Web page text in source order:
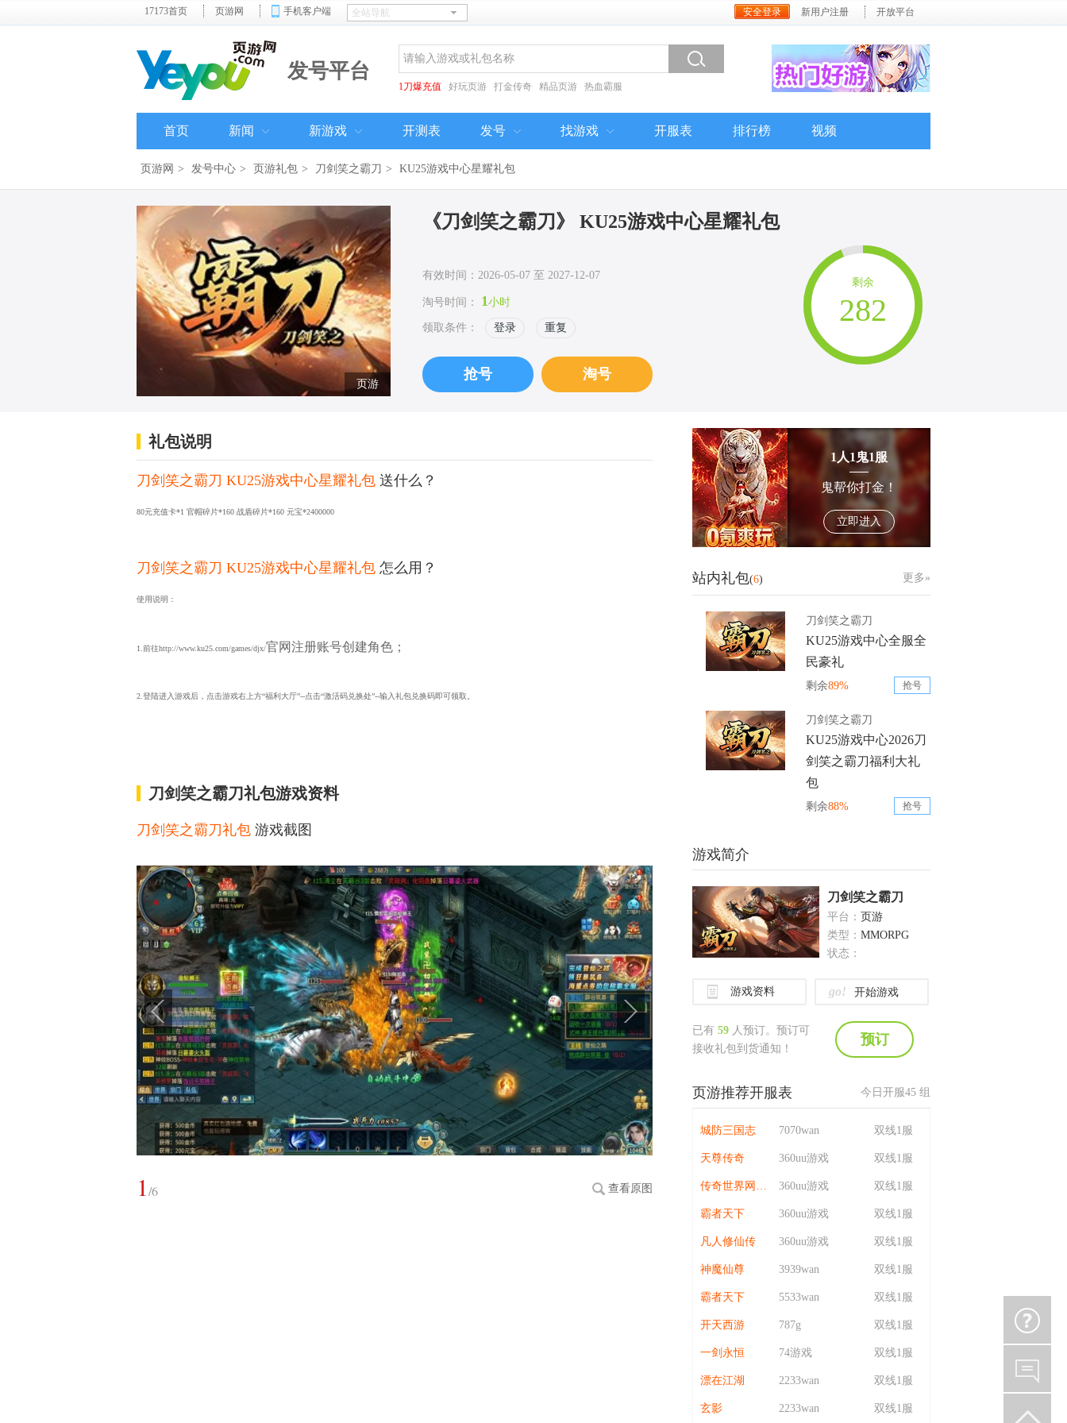
17173首页 页游网 手机客户端 安全登录 新用户注册 开放平台
发号平台
1刀爆充值 好玩页游 打金传奇 精品页游 热血霸服
首页 新闻 新游戏 开测表 发号 找游戏 开服表 排行榜 视频
页游网 > 发号中心 > 页游礼包 > 刀剑笑之霸刀 > KU25游戏中心星耀礼包
页游
《刀剑笑之霸刀》 KU25游戏中心星耀礼包
有效时间：2026-05-07 至 2027-12-07
淘号时间： 1小时
领取条件： 登录 重复
抢号 淘号
剩余
282
礼包说明
刀剑笑之霸刀 KU25游戏中心星耀礼包 送什么？
80元充值卡*1 官帽碎片*160 战盾碎片*160 元宝*2400000
刀剑笑之霸刀 KU25游戏中心星耀礼包 怎么用？
使用说明：
1.前往http://www.ku25.com/games/djx/官网注册账号创建角色；
2.登陆进入游戏后，点击游戏右上方“福利大厅”--点击“激活码兑换处”--输入礼包兑换码即可领取。
刀剑笑之霸刀礼包游戏资料
刀剑笑之霸刀礼包 游戏截图
1/6 查看原图
1人1鬼1服
鬼帮你打金！
立即进入
站内礼包(6) 更多»
刀剑笑之霸刀
KU25游戏中心全服全
民豪礼
剩余89% 抢号
刀剑笑之霸刀
KU25游戏中心2026刀
剑笑之霸刀福利大礼
包
剩余88% 抢号
游戏简介
刀剑笑之霸刀
平台： 页游
类型： MMORPG
状态：
游戏资料 go! 开始游戏
已有 59 人预订。预订可
接收礼包到货通知！
预订
页游推荐开服表 今日开服45 组
城防三国志 7070wan 双线1服
天尊传奇 360uu游戏 双线1服
传奇世界网页版 360uu游戏 双线1服
霸者天下 360uu游戏 双线1服
凡人修仙传 360uu游戏 双线1服
神魔仙尊 3939wan 双线1服
霸者天下 5533wan 双线1服
开天西游 787g 双线1服
一剑永恒 74游戏 双线1服
漂在江湖 2233wan 双线1服
玄影 2233wan 双线1服